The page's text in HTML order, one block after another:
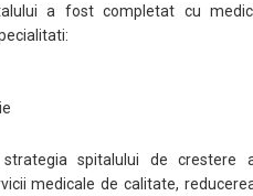
a fost completat cu
spitalului de crestere
medicale de calitate,